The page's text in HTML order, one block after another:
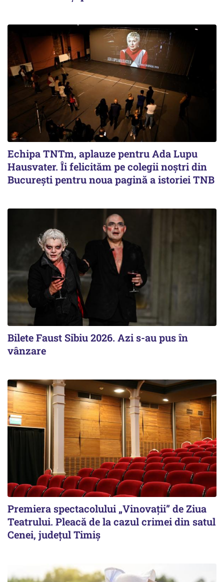
Echipa TNTm, aplauze pentru Ada Lupu
Hausvater. Îi felicităm pe colegii noștri din
București pentru noua pagină a istoriei TNB
Bilete Faust Sibiu 2026. Azi s-au pus în
vânzare
Premiera spectacolului „Vinovații” de Ziua
Teatrului. Pleacă de la cazul crimei din satul
Cenei, județul Timiș